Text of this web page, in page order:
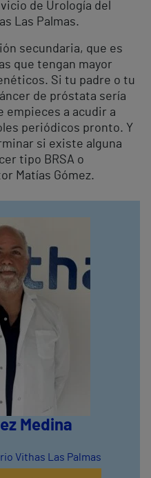
de Urología del
Las Palmas.
secundaria, que es
que tengan mayor
Si tu padre o tu
de próstata sería
empieces a acudir a
periódicos pronto. Y
si existe alguna
tipo BRSA o
Matías Gómez.
Medina
Vithas Las Palmas